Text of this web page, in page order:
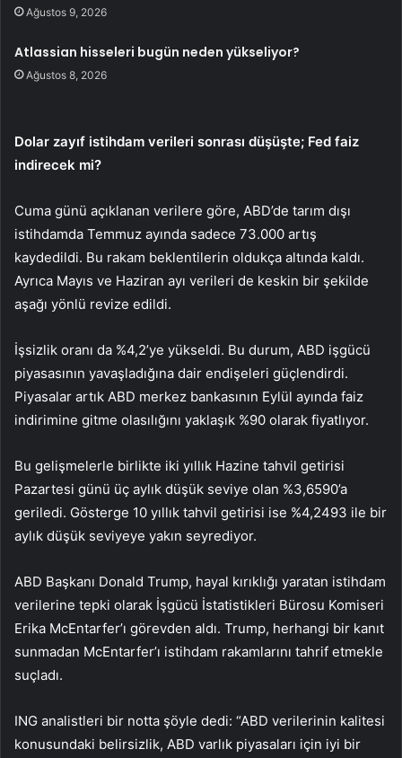
Ağustos 9, 2026
Atlassian hisseleri bugün neden yükseliyor?
Ağustos 8, 2026
Dolar zayıf istihdam verileri sonrası düşüşte; Fed faiz
indirecek mi?
Cuma günü açıklanan verilere göre, ABD’de tarım dışı
istihdamda Temmuz ayında sadece 73.000 artış
kaydedildi. Bu rakam beklentilerin oldukça altında kaldı.
Ayrıca Mayıs ve Haziran ayı verileri de keskin bir şekilde
aşağı yönlü revize edildi.
İşsizlik oranı da %4,2’ye yükseldi. Bu durum, ABD işgücü
piyasasının yavaşladığına dair endişeleri güçlendirdi.
Piyasalar artık ABD merkez bankasının Eylül ayında faiz
indirimine gitme olasılığını yaklaşık %90 olarak fiyatlıyor.
Bu gelişmelerle birlikte iki yıllık Hazine tahvil getirisi
Pazartesi günü üç aylık düşük seviye olan %3,6590’a
geriledi. Gösterge 10 yıllık tahvil getirisi ise %4,2493 ile bir
aylık düşük seviyeye yakın seyrediyor.
ABD Başkanı Donald Trump, hayal kırıklığı yaratan istihdam
verilerine tepki olarak İşgücü İstatistikleri Bürosu Komiseri
Erika McEntarfer’ı görevden aldı. Trump, herhangi bir kanıt
sunmadan McEntarfer’ı istihdam rakamlarını tahrif etmekle
suçladı.
ING analistleri bir notta şöyle dedi: “ABD verilerinin kalitesi
konusundaki belirsizlik, ABD varlık piyasaları için iyi bir